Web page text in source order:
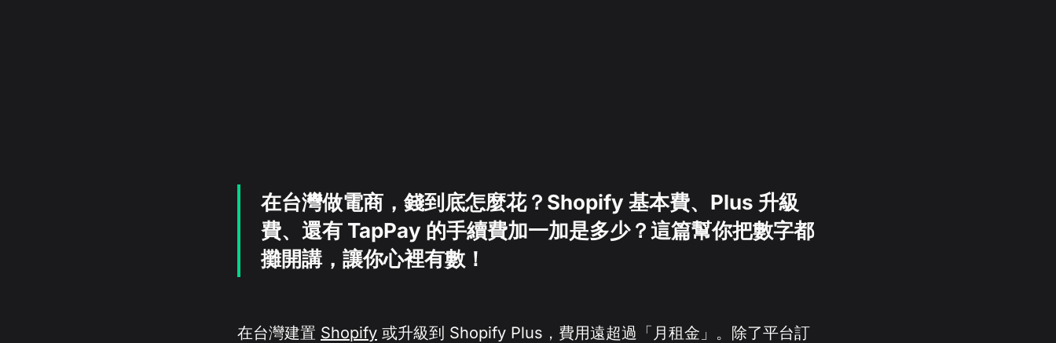
在台灣做電商，錢到底怎麼花？Shopify 基本費、Plus 升級
費、還有 TapPay 的手續費加一加是多少？這篇幫你把數字都
攤開講，讓你心裡有數！
在台灣建置 Shopify 或升級到 Shopify Plus，費用遠超過「月租金」。除了平台訂